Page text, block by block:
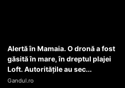
Alertă în Mamaia. O dronă a fost
găsită în mare, în dreptul plajei
Loft. Autoritățile au sec...
Gandul.ro